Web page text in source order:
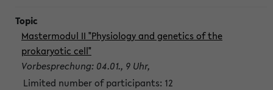
Mastermodul II "Physiology and genetics of the
prokaryotic cell"
Vorbesprechung: 04.01., 9 Uhr,
Limited number of participants: 12